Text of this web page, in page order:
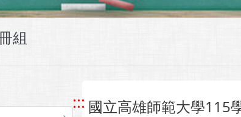
組
::: 國立高雄師範大學115